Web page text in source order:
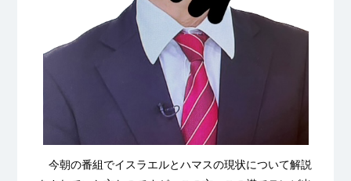
今朝の番組でイスラエルとハマスの現状について解説